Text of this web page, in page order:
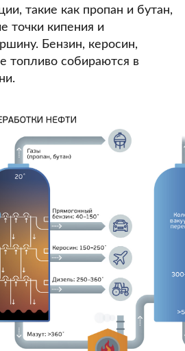
такие как пропан и бутан,
точки кипения и
Бензин, керосин,
топливо собираются в